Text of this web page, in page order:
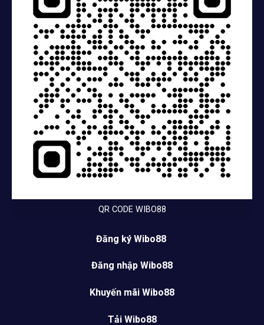
QR CODE WIBO88
Đăng ký Wibo88
Đăng nhập Wibo88
Khuyến mãi Wibo88
Tải Wibo88